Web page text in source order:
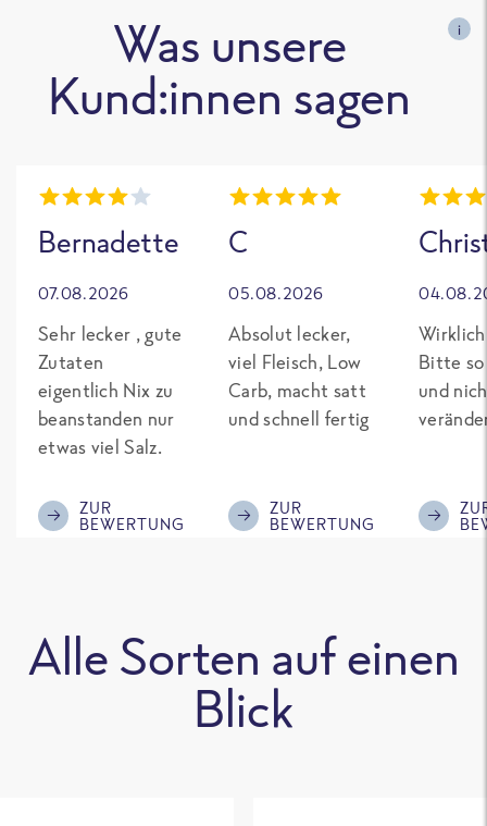
Was unsere
Kund:innen sagen
i
Bernadette
07.08.2026
Sehr lecker , gute
Zutaten
eigentlich Nix zu
beanstanden nur
etwas viel Salz.
ZUR
BEWERTUNG
C
05.08.2026
Absolut lecker,
viel Fleisch, Low
Carb, macht satt
und schnell fertig
ZUR
BEWERTUNG
Bitte so
und
Alle Sorten auf einen
Blick